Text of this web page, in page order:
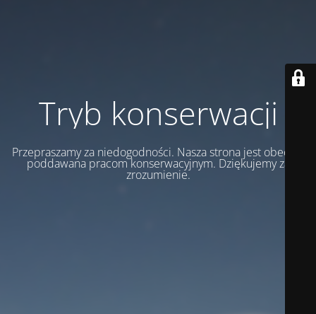
Tryb konserwacji
Przepraszamy za niedogodności. Nasza strona jest obecnie
poddawana pracom konserwacyjnym. Dziękujemy za
zrozumienie.